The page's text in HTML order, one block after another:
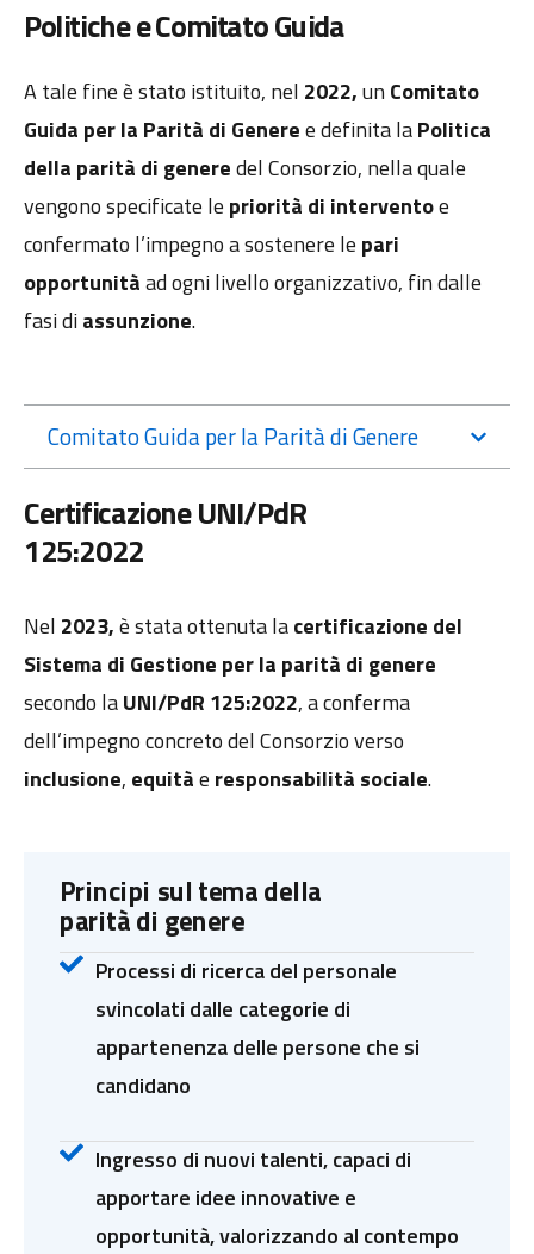
Politiche e Comitato Guida
A tale fine è stato istituito, nel 2022,un Comitato
Guida per la Parità di Generee definita laPolitica
della parità di generedel Consorzio, nella quale
vengono specificate le priorità di interventoe
confermato l’impegno a sostenere le pari
opportunitàad ogni livello organizzativo, fin dalle
fasi diassunzione.
Comitato Guida per la Parità di Genere
Certificazione UNI/PdR
125:2022
Nel 2023,è stata ottenuta lacertificazione del
Sistema di Gestione per la parità di genere
secondo laUNI/PdR 125:2022, a conferma
dell’impegno concreto del Consorzio verso
inclusione, equitàe responsabilità sociale.
Principi sul tema della
parità di genere
Processi di ricerca del personale
svincolati dalle categorie di
appartenenza delle persone che si
candidano
Ingresso di nuovi talenti, capaci di
apportare idee innovative e
opportunità, valorizzando al contempo